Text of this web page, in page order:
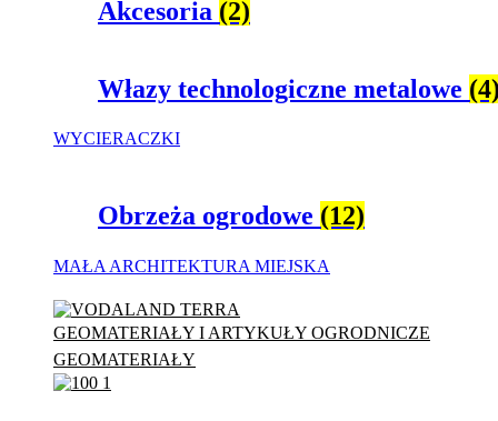
Akcesoria (2)
Włazy technologiczne metalowe
WYCIERACZKI
Obrzeża ogrodowe (12)
MAŁA ARCHITEKTURA MIEJSKA
GEOMATERIAŁY I ARTYKUŁY OGRODNICZE
GEOMATERIAŁY